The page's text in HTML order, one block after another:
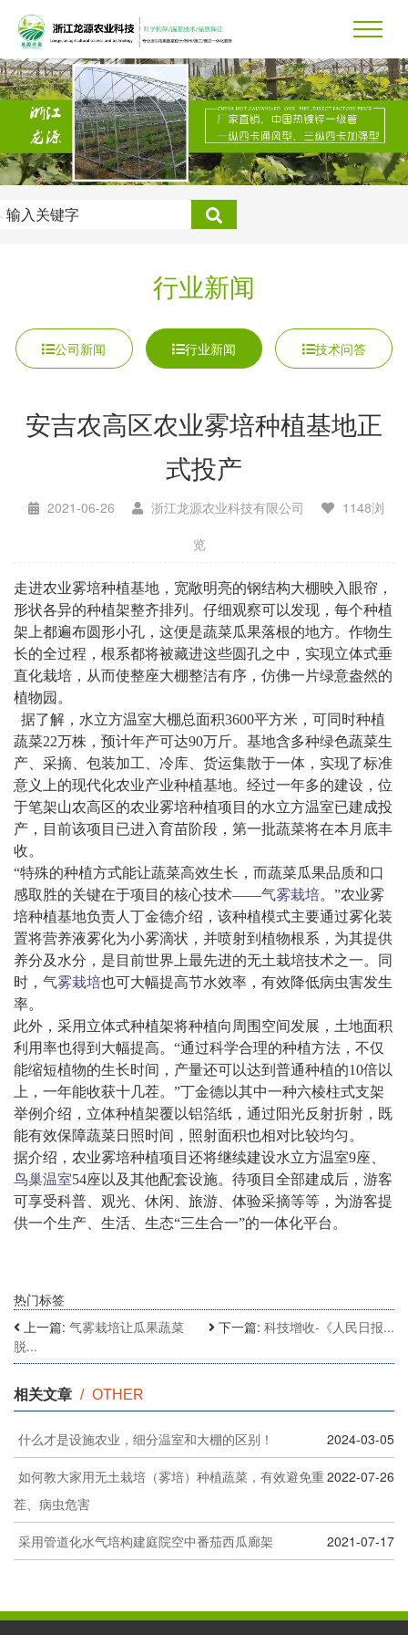
行业新闻
公司新闻 行业新闻 技术问答
安吉农高区农业雾培种植基地正
式投产
2021-06-26 浙江龙源农业科技有限公司
1148浏
览
走进农业雾培种植基地，宽敞明亮的钢结构大棚映入眼帘，
形状各异的种植架整齐排列。仔细观察可以发现，每个种植
架上都遍布圆形小孔，这便是蔬菜瓜果落根的地方。作物生
长的全过程，根系都将被藏进这些圆孔之中，实现立体式垂
直化栽培，从而使整座大棚整洁有序，仿佛一片绿意盎然的
植物园。
据了解，水立方温室大棚总面积3600平方米，可同时种植
蔬菜22万株，预计年产可达90万斤。基地含多种绿色蔬菜生
产、采摘、包装加工、冷库、货运集散于一体，实现了标准
意义上的现代化农业产业种植基地。经过一年多的建设，位
于笔架山农高区的农业雾培种植项目的水立方温室已建成投
产，目前该项目已进入育苗阶段，第一批蔬菜将在本月底丰
收。
“特殊的种植方式能让蔬菜高效生长，而蔬菜瓜果品质和口
感取胜的关键在于项目的核心技术——气雾栽培。”农业雾
培种植基地负责人丁金德介绍，该种植模式主要通过雾化装
置将营养液雾化为小雾滴状，并喷射到植物根系，为其提供
养分及水分，是目前世界上最先进的无土栽培技术之一。同
时， 气雾栽培也可大幅提高节水效率，有效降低病虫害发生
率。
此外，采用立体式种植架将种植向周围空间发展，土地面积
利用率也得到大幅提高。“通过科学合理的种植方法，不仅
能缩短植物的生长时间，产量还可以达到普通种植的10倍以
上，一年能收获十几茬。”丁金德以其中一种六棱柱式支架
举例介绍，立体种植架覆以铝箔纸，通过阳光反射折射，既
能有效保障蔬菜日照时间，照射面积也相对比较均匀。
据介绍，农业雾培种植项目还将继续建设水立方温室9座、
鸟巢温室54座以及其他配套设施。待项目全部建成后，游客
可享受科普、观光、休闲、旅游、体验采摘等等，为游客提
供一个生产、生活、生态“三生合一”的一体化平台。
热门标签
上一篇: 气雾栽培让瓜果蔬菜
脱...
下一篇: 科技增收-《人民日报...
相关文章 / OTHER
2024-03-05
什么才是设施农业，细分温室和大棚的区别！
2022-07-26
如何教大家用无土栽培（雾培）种植蔬菜，有效避免重
茬、病虫危害
2021-07-17
采用管道化水气培构建庭院空中番茄西瓜廊架